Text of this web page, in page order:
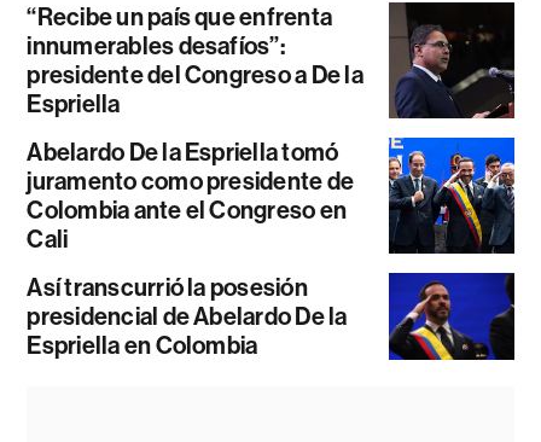
“Recibe un país que enfrenta
innumerables desafíos”:
presidente del Congreso a De la
Espriella
Abelardo De la Espriella tomó
juramento como presidente de
Colombia ante el Congreso en
Cali
Así transcurrió la posesión
presidencial de Abelardo De la
Espriella en Colombia